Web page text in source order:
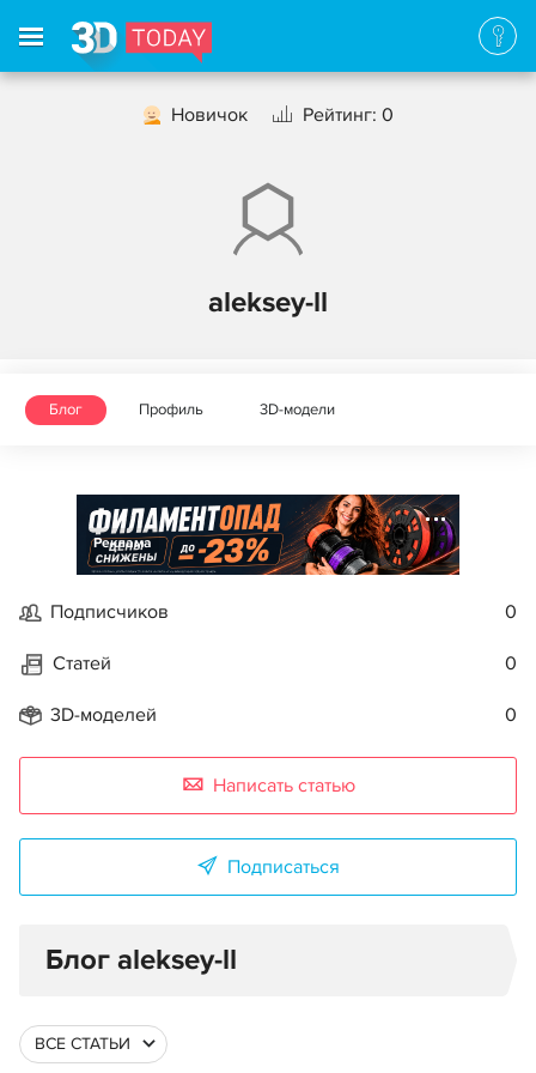
Новичок Рейтинг: 0
aleksey-ll
Блог Профиль 3D-модели
Реклама
Подписчиков 0
Статей 0
3D-моделей 0
Написать статью
Подписаться
Блог aleksey-ll
ВСЕ СТАТЬИ